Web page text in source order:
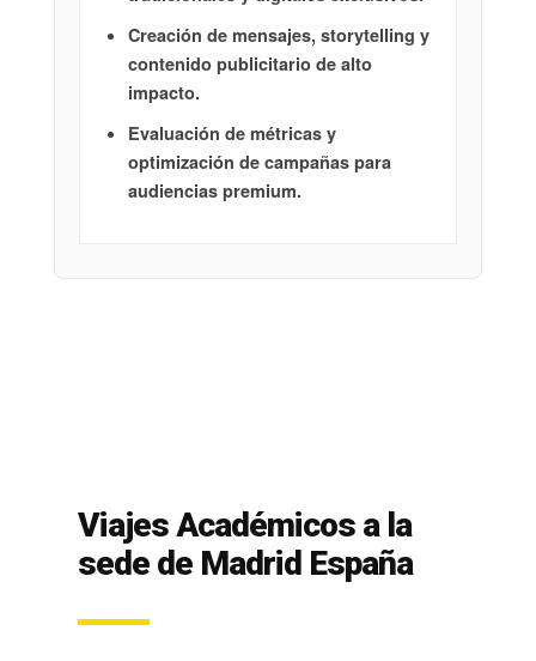
Creación de mensajes, storytelling y
contenido publicitario de alto
impacto.
Evaluación de métricas y
optimización de campañas para
audiencias premium.
Viajes Académicos a la
sede de Madrid España